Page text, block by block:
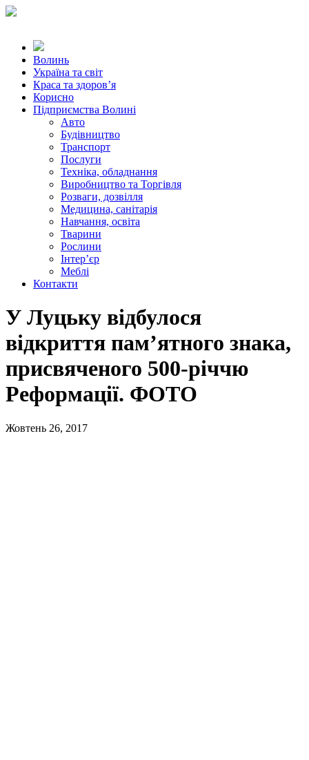
Волинь
Україна та світ
Краса та здоров’я
Корисно
Підприємства Волині
Авто
Будівництво
Транспорт
Послуги
Техніка, обладнання
Виробництво та Торгівля
Розваги, дозвілля
Медицина, санітарія
Навчання, освіта
Тварини
Рослини
Інтер’єр
Меблі
Контакти
У Луцьку відбулося
відкриття пам’ятного знака,
присвяченого 500-річчю
Реформації. ФОТО
Жовтень 26, 2017